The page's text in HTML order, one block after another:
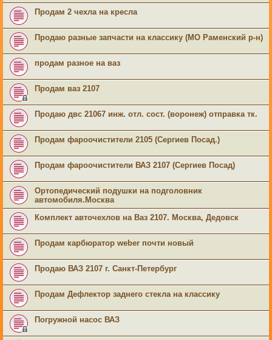
Продам 2 чехла на кресла
Продаю разные запчасти на классику (МО Раменский р-н)
продам разное на ваз
Продам ваз 2107
Продаю двс 21067 инж. отл. сост. (воронеж) отправка тк.
Продам фароочистители 2105 (Сергиев Посад.)
Продам фароочистители ВАЗ 2107 (Сергиев Посад)
Ортопедический подушки на подголовник
автомобиля.Москва
Комплект авточехлов на Ваз 2107. Москва, Дедовск
Продам карбюратор weber почти новый
Продаю ВАЗ 2107 г. Санкт-Петербург
Продам Дефлектор заднего стекла на классику
Погружной насос ВАЗ